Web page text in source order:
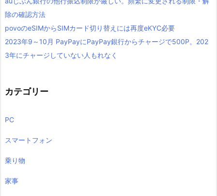
除の確認方法
povoのeSIMからSIMカード切り替えには再度eKYC必要
2023年9～10月 PayPayにPayPay銀行からチャージで500P。202
3年にチャージしていない人もれなく
カテゴリー
PC
スマートフォン
乗り物
家事